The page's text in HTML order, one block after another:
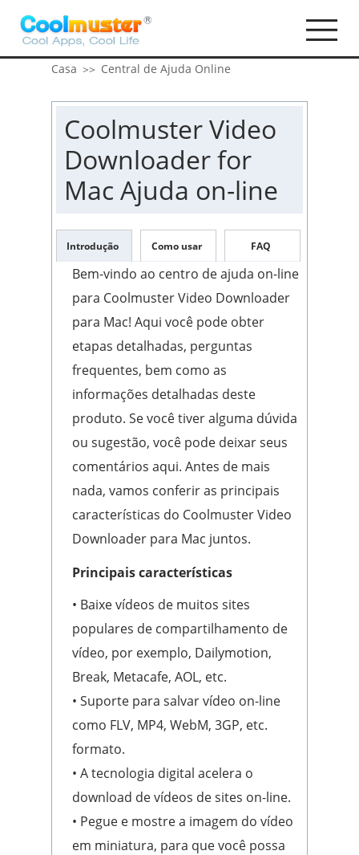
Casa >> Central de Ajuda Online
Coolmuster Video
Downloader for
Mac Ajuda on-line
Introdução Como usar FAQ
Bem-vindo ao centro de ajuda on-line
para Coolmuster Video Downloader
para Mac! Aqui você pode obter
etapas detalhadas, perguntas
frequentes, bem como as
informações detalhadas deste
produto. Se você tiver alguma dúvida
ou sugestão, você pode deixar seus
comentários aqui. Antes de mais
nada, vamos conferir as principais
características do Coolmuster Video
Downloader para Mac juntos.
Principais características
• Baixe vídeos de muitos sites
populares de compartilhamento de
vídeo, por exemplo, Dailymotion,
Break, Metacafe, AOL, etc.
• Suporte para salvar vídeo on-line
como FLV, MP4, WebM, 3GP, etc.
formato.
• A tecnologia digital acelera o
download de vídeos de sites on-line.
• Pegue e mostre a imagem do vídeo
em miniatura, para que você possa